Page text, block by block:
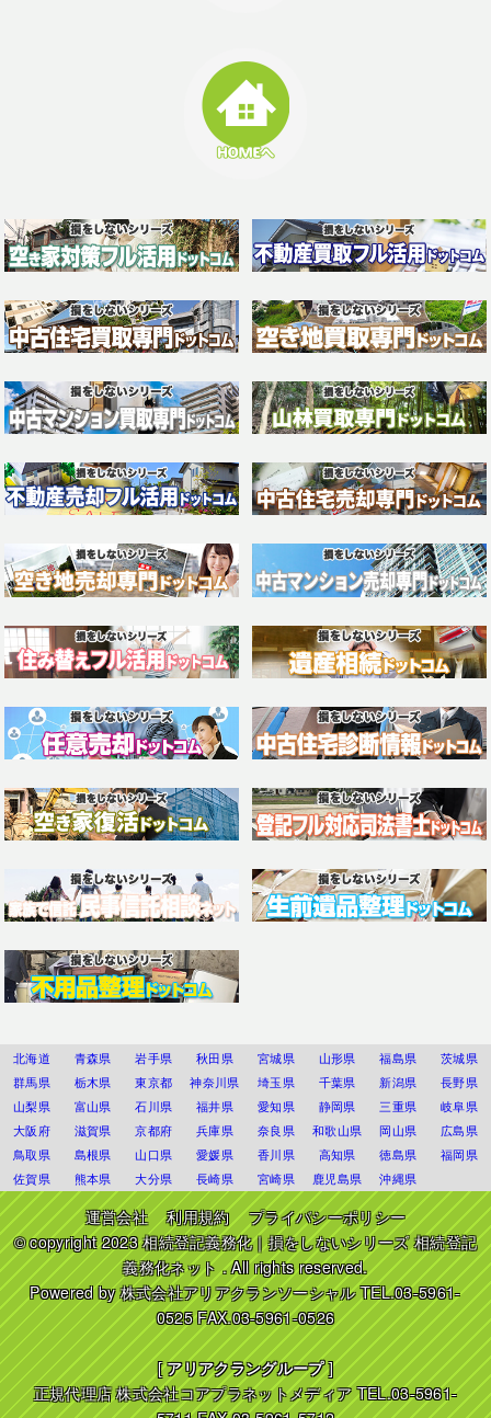
北海道 青森県 岩手県 秋田県 宮城県 山形県 福島県
茨城県
群馬県
栃木県 東京都 神奈川県 埼玉県 千葉県 新潟県
長野県
山梨県
富山県 石川県 福井県 愛知県 静岡県 三重県
岐阜県
大阪府
滋賀県 京都府 兵庫県 奈良県 和歌山県 岡山県
広島県
鳥取県
島根県 山口県 愛媛県 香川県 高知県 徳島県
福岡県
佐賀県
熊本県 大分県 長崎県 宮崎県 鹿児島県 沖縄県
運営会社 利用規約
プライバシーポリシー
© copyright 2023相続登記義務化｜損をしないシリーズ 相続登記
義務化ネット. All rights reserved.
Powered by株式会社アリアクランソーシャルTEL.03-5961-
0525 FAX.03-5961-0526
[アリアクラングループ]
正規代理店株式会社コアプラネットメディアTEL.03-5961-